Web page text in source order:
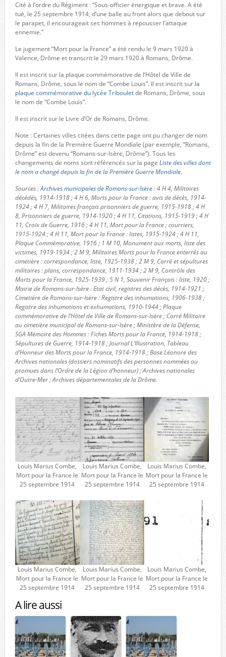
Cité à l’ordre du Régiment : “Sous-officier énergique et brave. A été
tué, le 25 septembre 1914, d’une balle au front alors que debout sur
le parapet, il encourageait ses hommes à repousser l’attaque
ennemie.”
Le jugement “Mort pour la France” a été rendu le 9 mars 1920 à
Valence, Drôme et transcrit le 29 mars 1920 à Romans, Drôme.
Il est inscrit sur la plaque commémorative de l’Hôtel de Ville de
Romans, Drôme, sous le nom de “Combe Louis”. Il est inscrit sur la
plaque commémorative du lycée Tribouletde Romans, Drôme, sous
le nom de “Combe Louis”.
Il est inscrit sur le Livre d’Or de Romans, Drôme.
Note : Certaines villes citées dans cette page ont pu changer de nom
depuis la fin de la Première Guerre Mondiale (par exemple, “Romans,
Drôme” est devenu “Romans-sur-Isère, Drôme”). Tous les
changements de noms sont référencés sur la page Liste des villes dont
le nom a changé depuis la fin de la Première Guerre Mondiale.
Sources :Archives municipales de Romans-sur-Isère: 4 H 4, Militaires
décédés, 1914-1918 ; 4 H 6, Morts pour la France : avis de décès, 1914-
1924 ; 4 H 7, Militaires français prisonniers de guerre, 1915-1918 ; 4 H
8, Prisonniers de guerre, 1914-1920 ; 4 H 11, Citations, 1915-1919 ; 4 H
11, Croix de Guerre, 1916 ; 4 H 11, Mort pour la France ; courriers,
1915-1924 ; 4 H 11, Mort pour la France : listes, 1915-1924 ; 4 H 11,
Plaque Commémorative, 1916 ; 1 M 10, Monument aux morts, liste des
victimes, 1919-1934 ; 2 M 9, Militaires Morts pour la France enterrés au
cimetière : correspondance, liste, 1925-1938 ; 2 M 9, Carré et sépultures
militaires : plans, correspondance, 1911-1934 ; 2 M 9, Contrôle des
Morts pour la France, 1925-1939 ; 5 N 1, Souvenir Français : liste, 1920 ;
Mairie de Romans-sur-Isère : Etat civil, registres des décès, 1914-1921 ;
Cimetière de Romans-sur-Isère : Registre des inhumations, 1906-1938 ;
Registre des inhumations et exhumations, 1910-1944 ; Plaque
commémorative de l’Hôtel de Ville de Romans-sur-Isère ; Carré Militaire
au cimetière municipal de Romans-sur-Isère ; Ministère de la Défense,
SGA Mémoire des Hommes : Fiches Morts pour la France, 1914-1918 ;
Sépultures de Guerre, 1914-1918 ; Journal L’Illustration, Tableau
d’Honneur des Morts pour la France, 1914-1918 ; Base Léonore des
Archives nationales (dossiers nominatifs des personnes nommées ou
promues dans l’Ordre de la Légion d’honneur) ; Archives nationales
d’Outre-Mer ; Archives départementales de la Drôme.
Louis Marius Combe,
Mort pour la France le
25 septembre 1914
Louis Marius Combe,
Mort pour la France le
25 septembre 1914
Louis Marius Combe,
Mort pour la France le
25 septembre 1914
Louis Marius Combe,
Mort pour la France le
25 septembre 1914
Louis Marius Combe,
Mort pour la France le
25 septembre 1914
Louis Marius Combe,
Mort pour la France le
25 septembre 1914
A lire aussi